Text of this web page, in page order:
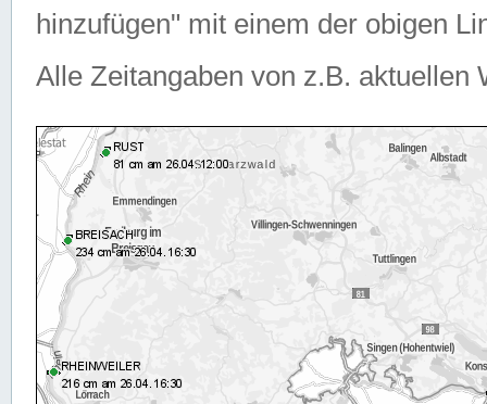
hinzufügen" mit einem der obigen
Alle Zeitangaben von z.B. aktuellen